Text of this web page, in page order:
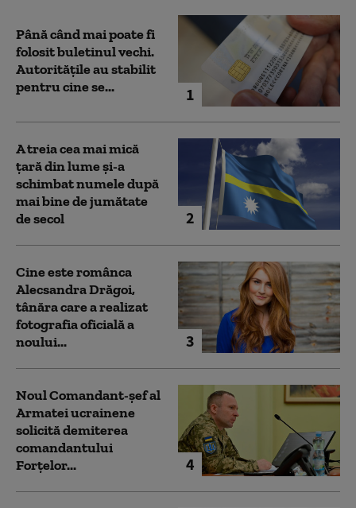
1
Până când mai poate fi
folosit buletinul vechi.
Autoritățile au stabilit
pentru cine se...
2
A treia cea mai mică
țară din lume și-a
schimbat numele după
mai bine de jumătate
de secol
3
Cine este românca
Alecsandra Drăgoi,
tânăra care a realizat
fotografia oficială a
noului...
4
Noul Comandant-șef al
Armatei ucrainene
solicită demiterea
comandantului
Forțelor...